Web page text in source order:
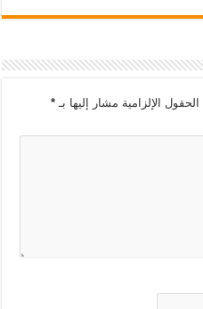
الحقول الإلزامية مشار إليها بـ*